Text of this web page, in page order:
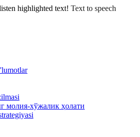
highlighted text! Text to speech
молия-хўжалик ҳолати